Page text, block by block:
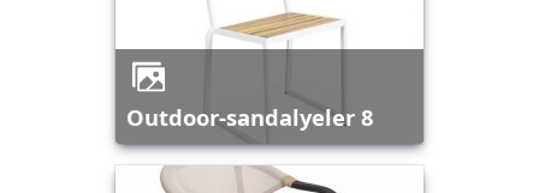
outdoor-sandalyeler 8